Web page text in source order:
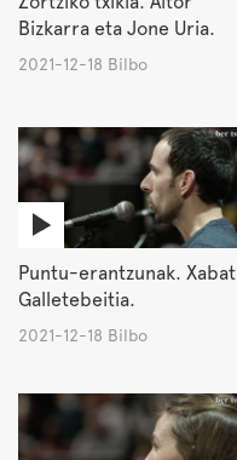
Bizkarra eta Jone Uria.
2021-12-18 Bilbo
Puntu-erantzunak. Xabat
Galletebeitia.
2021-12-18 Bilbo